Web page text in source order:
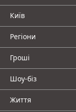
Київ
Регіони
Гроші
Шоу-біз
Життя